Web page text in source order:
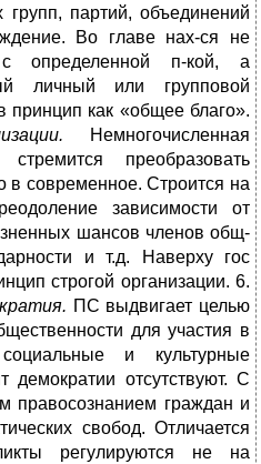
групп, партий, объединений
Во главе нах-ся не
с определенной п-кой, а
личный или групповой
принцип как «общее благо».
Немногочисленная
стремится преобразовать
в современное. Строится на
зависимости от
шансов членов общ-
и т.д. Наверху гос
строгой организации. 6.
ПС выдвигает целью
для участия в
и культурные
демократии отсутствуют. С
правосознанием граждан и
свобод. Отличается
регулируются не на